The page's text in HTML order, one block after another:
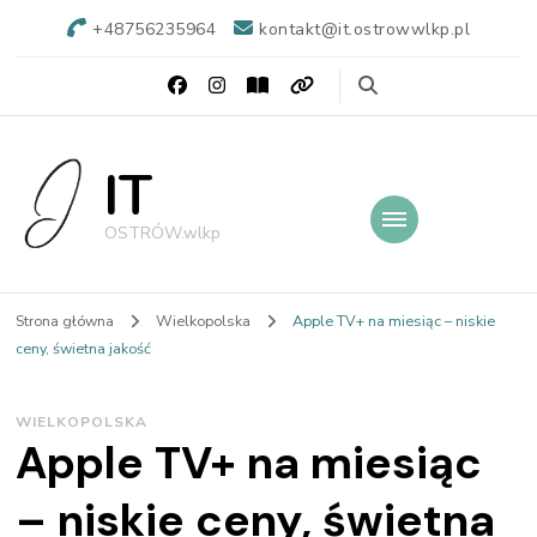
+48756235964 kontakt@it.ostrowwlkp.pl
IT
OSTRÓW.wlkp
Strona główna Wielkopolska
Apple TV+ na miesiąc – niskie
ceny, świetna jakość
WIELKOPOLSKA
Apple TV+ na miesiąc
– niskie ceny, świetna